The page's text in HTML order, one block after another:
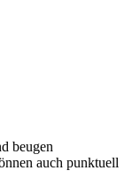
beugen
auch punktuell